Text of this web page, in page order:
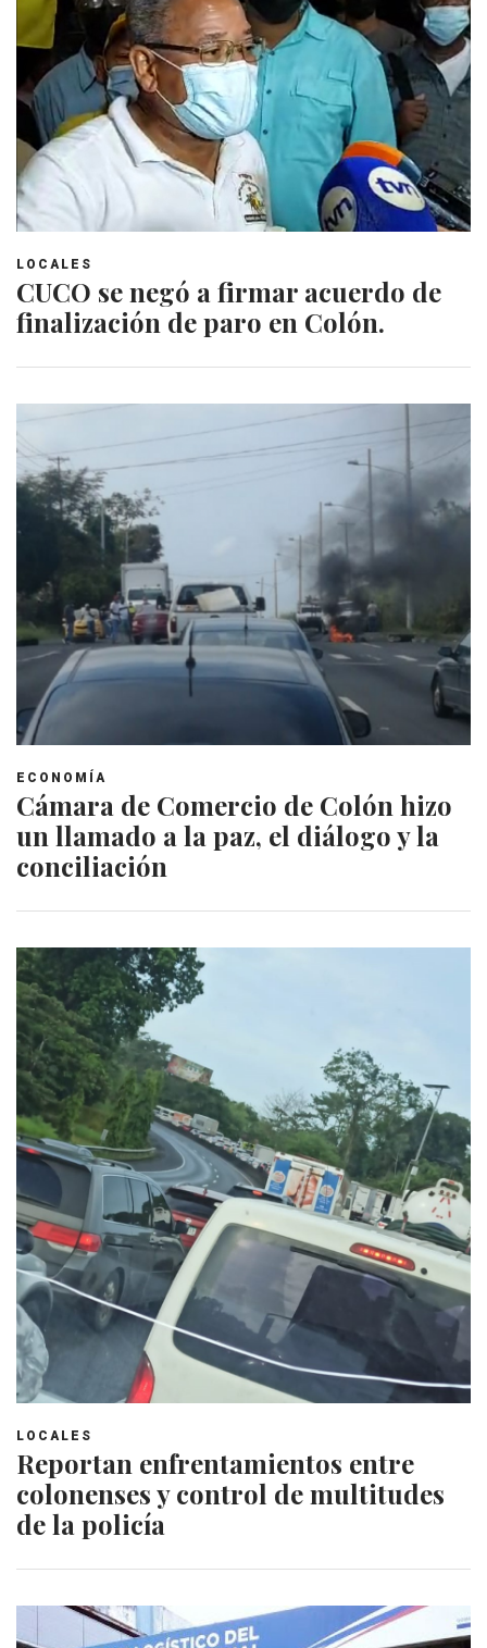
LOCALES
CUCO se negó a firmar acuerdo de
finalización de paro en Colón.
ECONOMÍA
Cámara de Comercio de Colón hizo
un llamado a la paz, el diálogo y la
conciliación
LOCALES
Reportan enfrentamientos entre
colonenses y control de multitudes
de la policía